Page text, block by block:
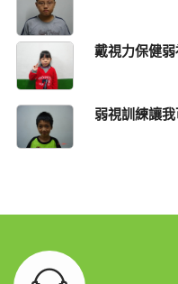
戴視力保健
弱視訓練讓